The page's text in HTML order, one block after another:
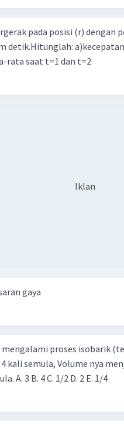
pada posisi (r) dengan
detik.Hitunglah:
rata saat t=1 dan t=2
Iklan
gaya
mengalami proses isobarik
kali semula, Volume nya
adalah ...... kali semula. A. 3 B. 4 C. 1/2 D. 2 E. 1/4